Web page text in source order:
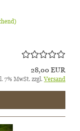
28,00 EUR
7% MwSt. zzgl.Versand